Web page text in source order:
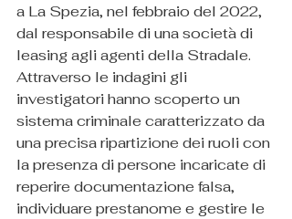
a La Spezia, nel febbraio del 2022,
dal responsabile di una società di
leasing agli agenti della Stradale.
Attraverso le indagini gli
investigatori hanno scoperto un
sistema criminale caratterizzato da
una precisa ripartizione dei ruoli con
la presenza di persone incaricate di
reperire documentazione falsa,
individuare prestanome e gestire le